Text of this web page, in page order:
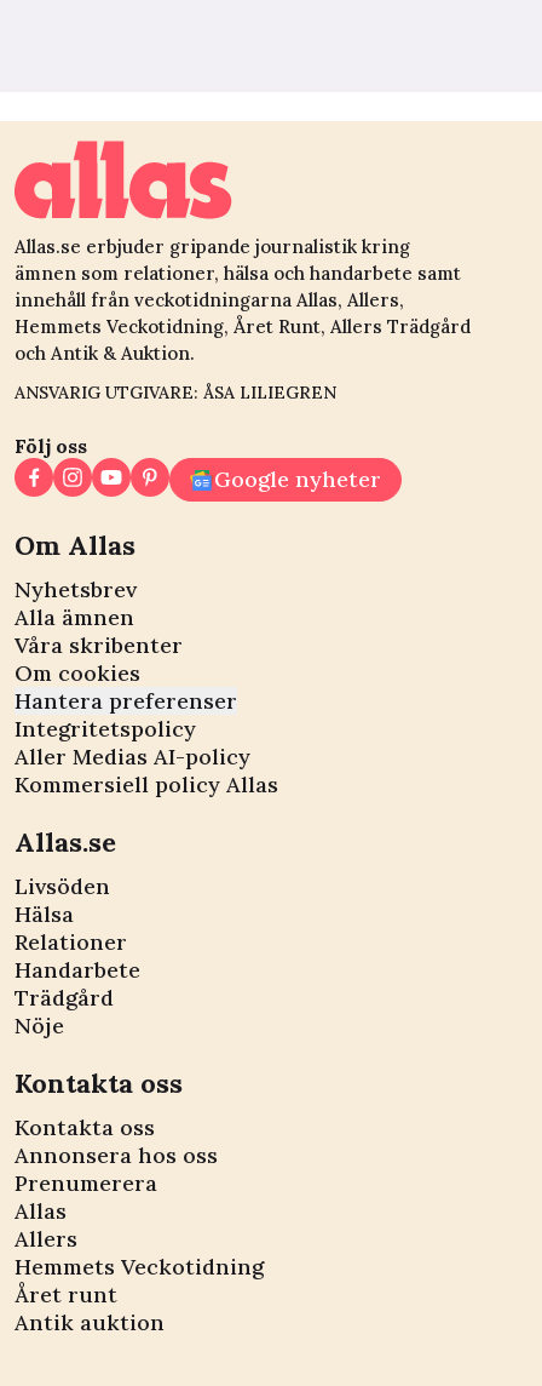
Allas.se erbjuder gripande journalistik kring
ämnen som relationer, hälsa och handarbete samt
innehåll från veckotidningarna Allas, Allers,
Hemmets Veckotidning, Året Runt, Allers Trädgård
och Antik & Auktion.
ANSVARIG UTGIVARE: ÅSA LILIEGREN
Följ oss
Google nyheter
Om Allas
Nyhetsbrev
Alla ämnen
Våra skribenter
Om cookies
Hantera preferenser
Integritetspolicy
Aller Medias AI-policy
Kommersiell policy Allas
Allas.se
Livsöden
Hälsa
Relationer
Handarbete
Trädgård
Nöje
Kontakta oss
Kontakta oss
Annonsera hos oss
Prenumerera
Allas
Allers
Hemmets Veckotidning
Året runt
Antik auktion